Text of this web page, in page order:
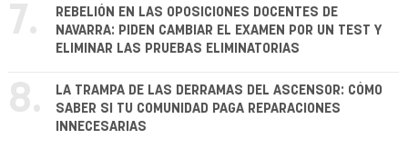
7.
REBELIÓN EN LAS OPOSICIONES DOCENTES DE
NAVARRA: PIDEN CAMBIAR EL EXAMEN POR UN TEST Y
ELIMINAR LAS PRUEBAS ELIMINATORIAS
8.
LA TRAMPA DE LAS DERRAMAS DEL ASCENSOR: CÓMO
SABER SI TU COMUNIDAD PAGA REPARACIONES
INNECESARIAS